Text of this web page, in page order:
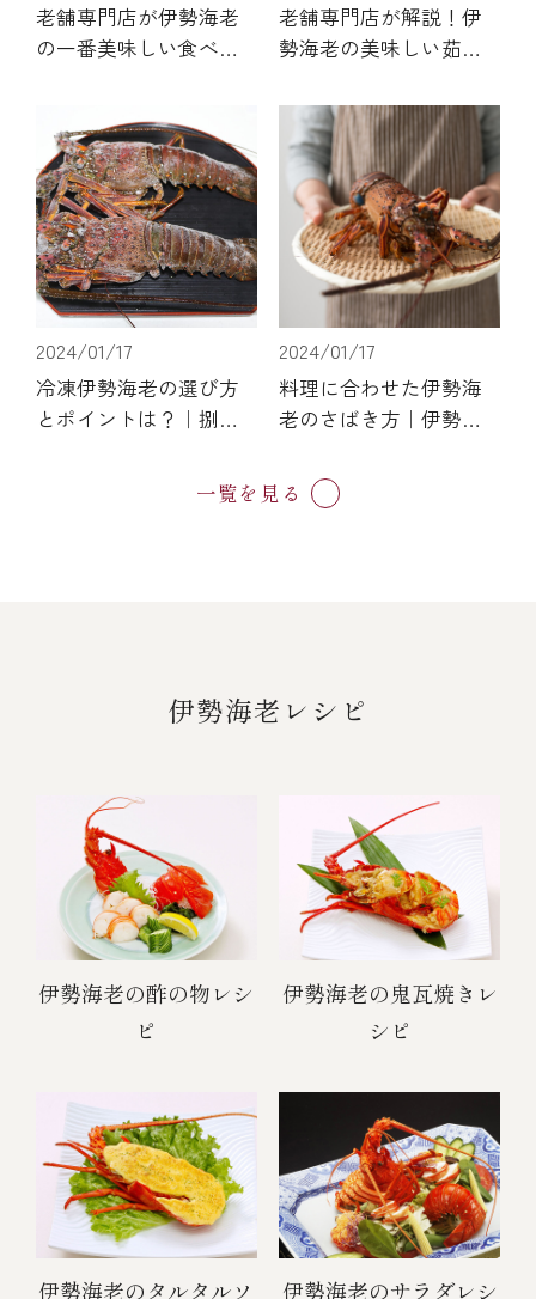
老舗専門店が伊勢海老
の一番美味しい食べ方
老舗専門店が解説！伊
勢海老の美味しい茹で
レシピ3選
2024/01/17
冷凍伊勢海老の選び方
とポイントは？｜捌き
シピをご紹介します！
2024/01/17
料理に合わせた伊勢海
老のさばき方｜伊勢海
現できるレシピも紹
介！
一覧を見る
伊勢海老レシピ
伊勢海老の酢の物レシ
ピ
伊勢海老の鬼瓦焼きレ
シピ
伊勢海老のタルタルソ 伊勢海老のサラダレシ